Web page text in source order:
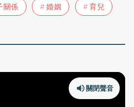
關係 婚姻 育兒
關閉聲音